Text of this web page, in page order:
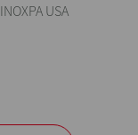
INOXPA USA